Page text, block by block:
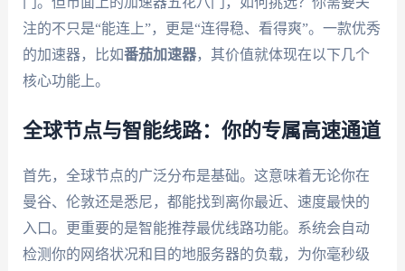
注的不只是“能连上”，更是“连得稳、看得爽”。一款优秀
的加速器，比如番茄加速器，其价值就体现在以下几个
核心功能上。
全球节点与智能线路：你的专属高速通道
首先，全球节点的广泛分布是基础。这意味着无论你在
曼谷、伦敦还是悉尼，都能找到离你最近、速度最快的
入口。更重要的是智能推荐最优线路功能。系统会自动
检测你的网络状况和目的地服务器的负载，为你毫秒级